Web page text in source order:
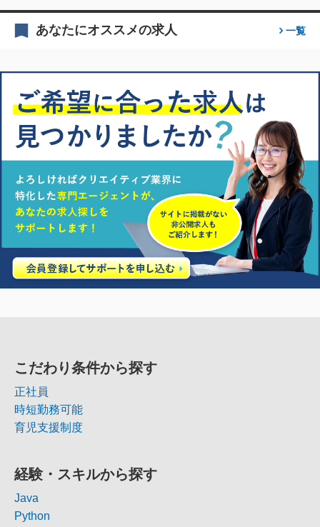
あなたにオススメの求人 一覧
こだわり条件から探す
正社員
時短勤務可能
育児支援制度
経験・スキルから探す
Java
Python